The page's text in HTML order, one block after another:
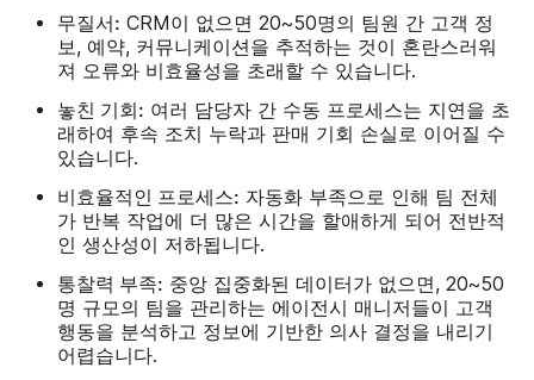
무질서: CRM이 없으면 20~50명의 팀원 간 고객 정
보, 예약, 커뮤니케이션을 추적하는 것이 혼란스러워
져 오류와 비효율성을 초래할 수 있습니다.
놓친 기회: 여러 담당자 간 수동 프로세스는 지연을 초
래하여 후속 조치 누락과 판매 기회 손실로 이어질 수
있습니다.
비효율적인 프로세스: 자동화 부족으로 인해 팀 전체
가 반복 작업에 더 많은 시간을 할애하게 되어 전반적
인 생산성이 저하됩니다.
통찰력 부족: 중앙 집중화된 데이터가 없으면, 20~50
명 규모의 팀을 관리하는 에이전시 매니저들이 고객
행동을 분석하고 정보에 기반한 의사 결정을 내리기
어렵습니다.